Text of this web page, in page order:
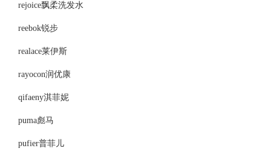
rejoice飘柔洗发水
reebok锐步
realace莱伊斯
rayocon润优康
qifaeny淇菲妮
puma彪马
pufier普菲儿